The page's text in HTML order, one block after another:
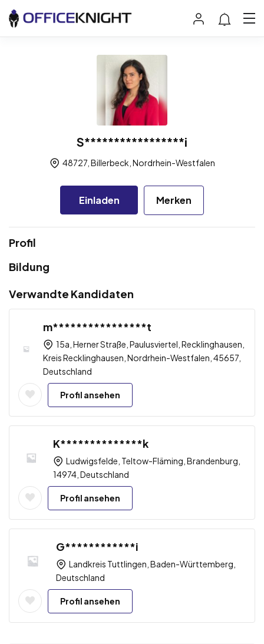
S*****************i
48727, Billerbeck, Nordrhein-Westfalen
Einladen Merken
Profil
Bildung
Verwandte Kandidaten
m****************t
15a, Herner Straße, Paulusviertel, Recklinghausen,
Kreis Recklinghausen, Nordrhein-Westfalen, 45657,
Deutschland
Profil ansehen
K**************k
Ludwigsfelde, Teltow-Fläming, Brandenburg,
14974, Deutschland
Profil ansehen
G************i
Landkreis Tuttlingen, Baden-Württemberg,
Deutschland
Profil ansehen